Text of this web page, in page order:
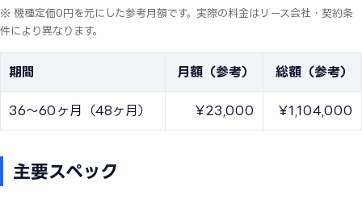
※ 機種定価0円を元にした参考月額です。実際の料金はリース会社・契約条
件により異なります。
期間 月額（参考） 総額（参考）
36〜60ヶ月（48ヶ月） ¥23,000 ¥1,104,000
主要スペック